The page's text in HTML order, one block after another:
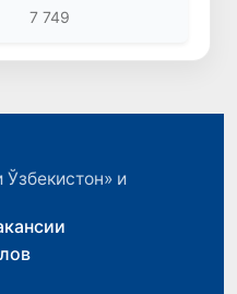
7 749
Ўзбекистон» и